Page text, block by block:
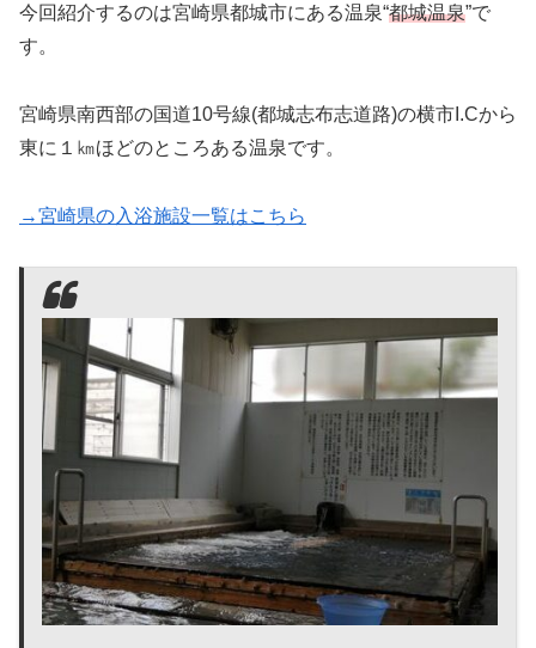
今回紹介するのは宮崎県都城市にある温泉“都城温泉”で
す。
宮崎県南西部の国道10号線(都城志布志道路)の横市I.Cから
東に１㎞ほどのところある温泉です。
→宮崎県の入浴施設一覧はこちら